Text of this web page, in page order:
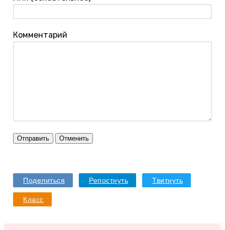
Комментарий
Отправить Отменить
Поделиться Репостнуть Твитнуть
Класс